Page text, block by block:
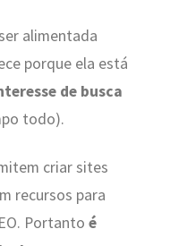
alimentada
porque ela está
de busca
todo).
criar sites
recursos para
Portanto é